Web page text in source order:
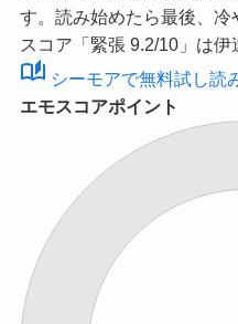
す。読み始めたら最後、冷
スコア「緊張 9.2/10」 は伊
auto_stories シーモアで無料試し読
エモスコアポイント